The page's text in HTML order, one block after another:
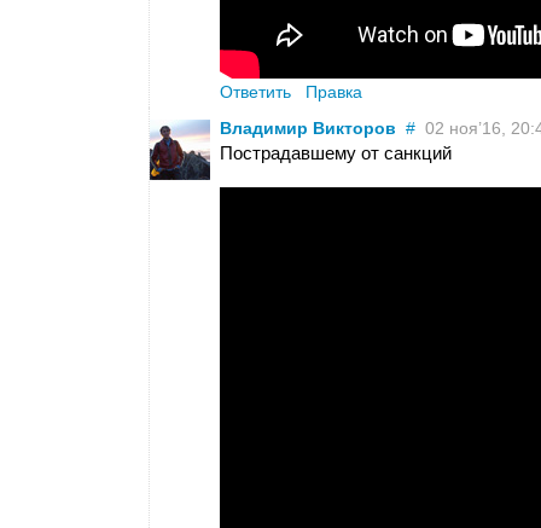
Ответить
Правка
Владимир Викторов # 02 ноя’16,
Пострадавшему от санкций